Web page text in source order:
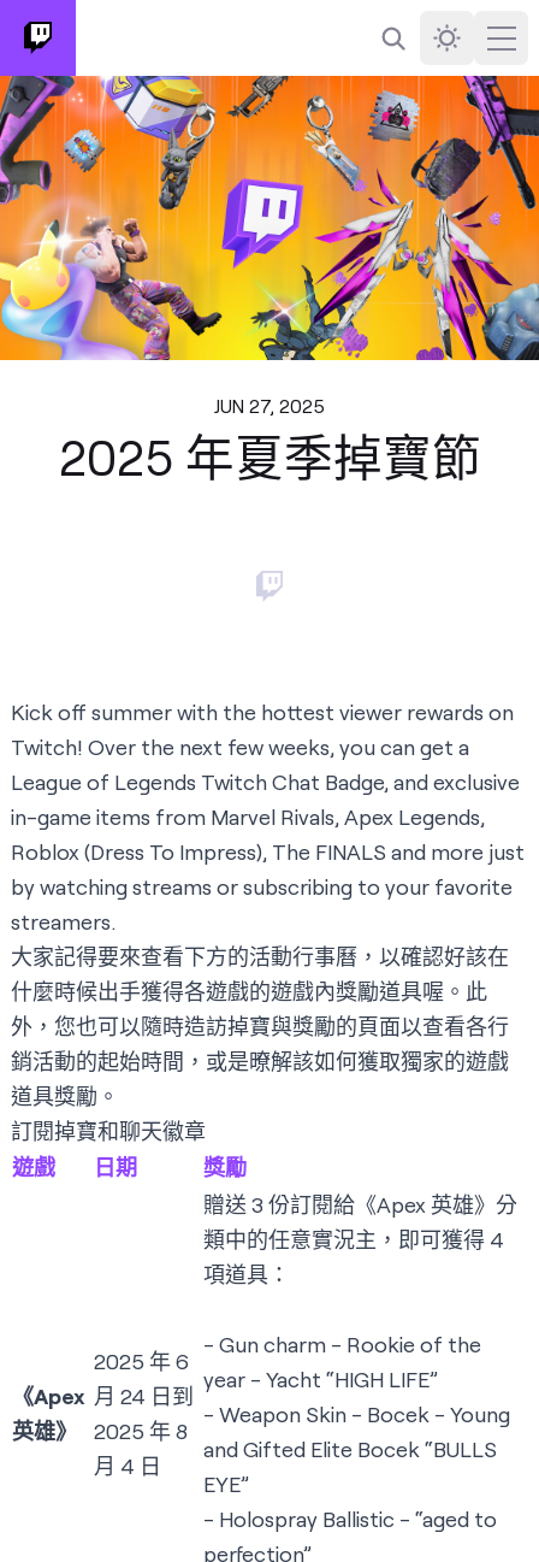
搜尋
Darkmode
JUN 27, 2025
2025 年夏季掉寶節
Kick off summer with the hottest viewer rewards on
Twitch! Over the next few weeks, you can get a
League of Legends Twitch Chat Badge, and exclusive
in-game items from Marvel Rivals, Apex Legends,
Roblox (Dress To Impress), The FINALS and more just
by watching streams or subscribing to your favorite
streamers.
大家記得要來查看下方的活動行事曆，以確認好該在
什麼時候出手獲得各遊戲的遊戲內獎勵道具喔。此
外，您也可以隨時造訪掉寶與獎勵的頁面以查看各行
銷活動的起始時間，或是暸解該如何獲取獨家的遊戲
道具獎勵。
訂閱掉寶和聊天徽章
遊戲
日期 獎勵
《Apex
英雄》
2025 年 6
月 24 日到
2025 年 8
月 4 日
贈送 3 份訂閱給《Apex 英雄》分
類中的任意實況主，即可獲得 4
項道具：
- Gun charm - Rookie of the
year - Yacht “HIGH LIFE”
- Weapon Skin - Bocek - Young
and Gifted Elite Bocek “BULLS
EYE”
- Holospray Ballistic - “aged to
perfection”